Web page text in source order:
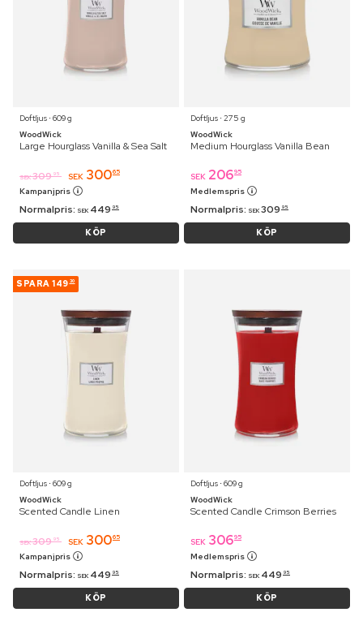
Doftljus ⋅ 609 g
WoodWick
Large Hourglass Vanilla & Sea Salt
SEK 309 95 SEK 30065
Kampanjpris
Normalpris: SEK 449 95
KÖP
Doftljus ⋅ 275 g
WoodWick
Medium Hourglass Vanilla Bean
SEK 20695
Medlemspris
Normalpris: SEK 309 95
KÖP
SPARA 149 30
Doftljus ⋅ 609 g
WoodWick
Scented Candle Linen
SEK 309 95 SEK 30065
Kampanjpris
Normalpris: SEK 449 95
KÖP
Doftljus ⋅ 609 g
WoodWick
Scented Candle Crimson Berries
SEK 30695
Medlemspris
Normalpris: SEK 449 95
KÖP